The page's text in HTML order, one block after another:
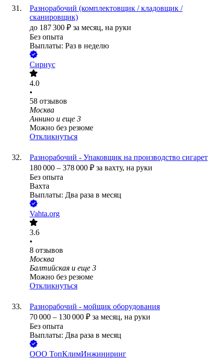
Разнорабочий (комплектовщик / кладовщик /
сканировщик)
до 187 300 ₽ за месяц, на руки
Без опыта
Выплаты: Раз в неделю
Сириус
4.0
•
58 отзывов
Москва
Аннино и еще 3
Можно без резюме
Откликнуться
Разнорабочий - Упаковщик на производство сигарет
180 000 – 378 000 ₽ за вахту, на руки
Без опыта
Вахта
Выплаты: Два раза в месяц
Vahta.org
3.6
•
8 отзывов
Москва
Балтийская и еще 3
Можно без резюме
Откликнуться
Разнорабочий - мойщик оборудования
70 000 – 130 000 ₽ за месяц, на руки
Без опыта
Выплаты: Два раза в месяц
ООО ТопКлимИнжиниринг